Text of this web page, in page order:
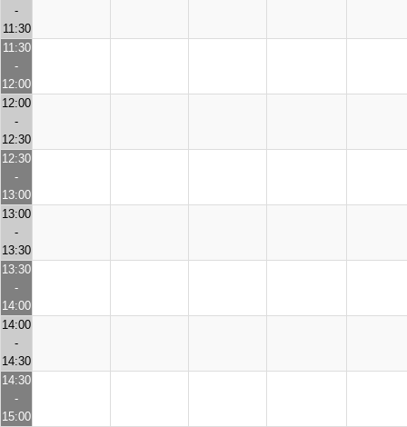
-
11:30
11:30
-
12:00
12:00
-
12:30
12:30
-
13:00
13:00
-
13:30
13:30
-
14:00
14:00
-
14:30
14:30
-
15:00